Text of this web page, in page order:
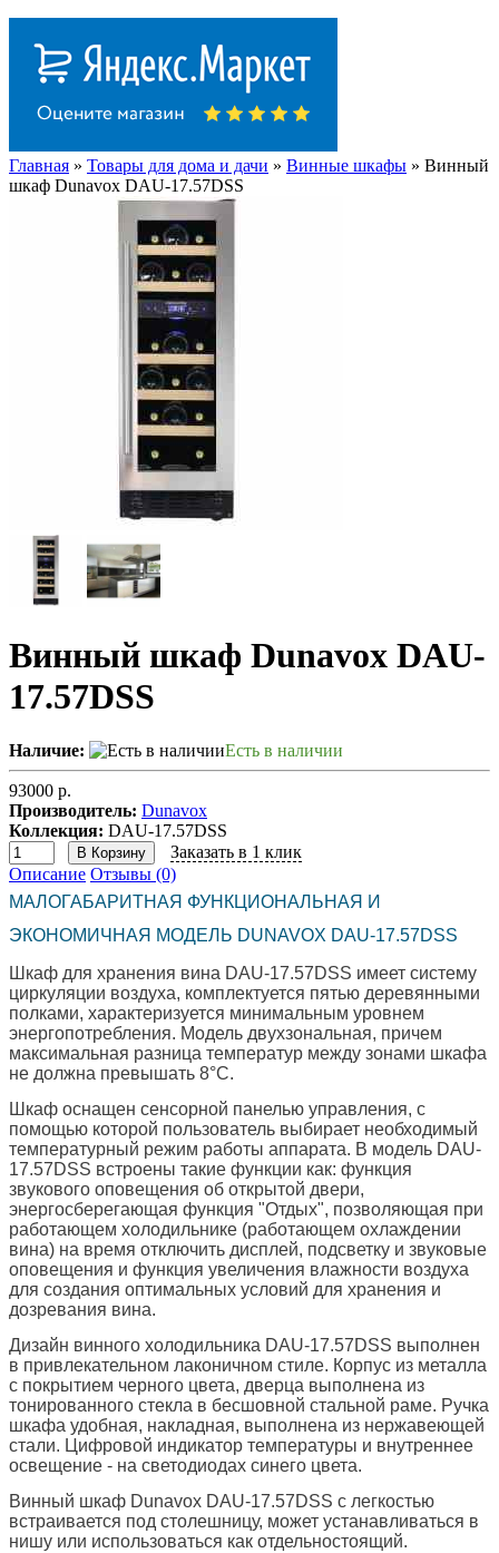
Главная » Товары для дома и дачи » Винные шкафы » Винный
шкаф Dunavox DAU-17.57DSS
Винный шкаф Dunavox DAU-
17.57DSS
Наличие: Есть в наличии
93000 р.
Производитель: Dunavox
Коллекция: DAU-17.57DSS
В Корзину
Заказать в 1 клик
Описание Отзывы (0)
МАЛОГАБАРИТНАЯ ФУНКЦИОНАЛЬНАЯ И
ЭКОНОМИЧНАЯ МОДЕЛЬ DUNAVOX DAU-17.57DSS
Шкаф для хранения вина DAU-17.57DSS имеет систему
циркуляции воздуха, комплектуется пятью деревянными
полками, характеризуется минимальным уровнем
энергопотребления. Модель двухзональная, причем
максимальная разница температур между зонами шкафа
не должна превышать 8°С.
Шкаф оснащен сенсорной панелью управления, с
помощью которой пользователь выбирает необходимый
температурный режим работы аппарата. В модель DAU-
17.57DSS встроены такие функции как: функция
звукового оповещения об открытой двери,
энергосберегающая функция "Отдых", позволяющая при
работающем холодильнике (работающем охлаждении
вина) на время отключить дисплей, подсветку и звуковые
оповещения и функция увеличения влажности воздуха
для создания оптимальных условий для хранения и
дозревания вина.
Дизайн винного холодильника DAU-17.57DSS выполнен
в привлекательном лаконичном стиле. Корпус из металла
с покрытием черного цвета, дверца выполнена из
тонированного стекла в бесшовной стальной раме. Ручка
шкафа удобная, накладная, выполнена из нержавеющей
стали. Цифровой индикатор температуры и внутреннее
освещение - на светодиодах синего цвета.
Винный шкаф Dunavox DAU-17.57DSS c легкостью
встраивается под столешницу, может устанавливаться в
нишу или использоваться как отдельностоящий.